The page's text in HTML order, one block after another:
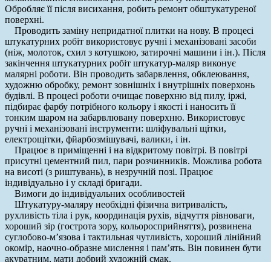
Обробляє її після висихання, робить ремонт обштукатуреної
поверхні.
Проводить заміну непридатної плитки на нову. В процесі
штукатурних робіт використовує ручні і механізовані засоби
(ніж, молоток, схил з котушкою, затирочні машини і ін.). Після
закінчення штукатурних робіт штукатур-маляр виконує
малярні роботи. Він проводить забарвлення, обклеювання,
художню обробку, ремонт зовнішніх і внутрішніх поверхонь
будівлі. В процесі роботи очищає поверхню від пилу, іржі,
підбирає фарбу потрібного кольору і якості і наносить її
тонким шаром на забарвлювану поверхню. Використовує
ручні і механізовані інструменти: шліфувальні щітки,
електрощітки, фйарбозмішувачі, валики, і ін.
Працює в приміщенні і на відкритому повітрі. В повітрі
присутні цементний пил, пари розчинників. Можлива робота
на висоті (з риштувань), в незручній позі. Працює
індивідуально і у складі бригади.
Вимоги до індивідуальних особливостей
Штукатуру-маляру необхідні фізична витривалість,
рухливість тіла і рук, координація рухів, відчуття рівноваги,
хороший зір (гострота зору, кольоросприйняття), розвинена
суглобово-м’язова і тактильная чутливість, хороший лінійний
окомір, наочно-образне мислення і пам’ять. Він повинен бути
акуратним, мати добрий художній смак.